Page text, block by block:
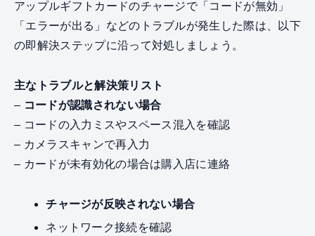
アップルギフトカードのチャージで「コードが無効」
「エラーが出る」などのトラブルが発生した際は、以下
の即解決ステップに沿って対処しましょう。
主なトラブルと解決策リスト
– コードが認識されない場合
– コードの入力ミスやスペース混入を確認
– カメラスキャンで再入力
– カードが未有効化の場合は購入店に連絡
チャージが反映されない場合
ネットワーク接続を確認